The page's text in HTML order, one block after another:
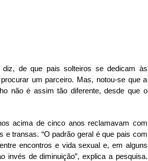
de que pais solteiros se dedicam às
um parceiro. Mas, notou-se que a
não é assim tão diferente, desde que o
acima de cinco anos reclamavam com
e transas. “O padrão geral é que pais com
encontros e vida sexual e, em alguns
invés de diminuição”, explica a pesquisa.